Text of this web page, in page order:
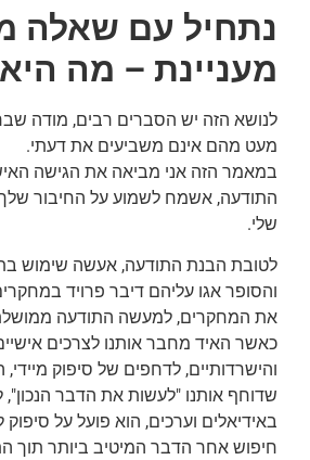
נתחיל עם שאלה
מעניינת – מה
לנושא הזה יש הסברים רבים, מודה
מעט מהם אינם משביעים את דעתי.
במאמר הזה אני מביאה את הגישה
התודעה, אשמח לשמוע על החיבור שלך
שלי.
לטובת הבנת התודעה, אעשה שימוש
והסופר אגו עליהם דיבר פרויד
את המחקרים, למעשה התודעה
כאשר האיד מחבר אותנו לצרכים
והישרדותיים, לדחפים של סיפוק מיידי,
שדוחף אותנו "לעשות את הדבר הנכון",
באידיאלים וערכים, הוא פועל על סיפוק
חיפוש אחר הדבר המיטיב ביותר תוך